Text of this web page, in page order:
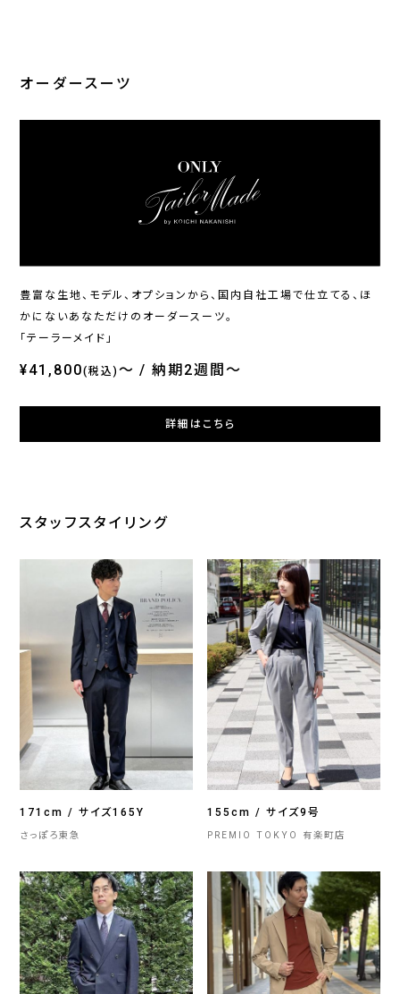
¥20,900
ONLY
¥4,290 (税込)
オーダースーツ
豊富な生地、モデル、オプションから、国内自社工場で仕立てる、ほ
かにないあなただけのオーダースーツ。
「テーラーメイド」
¥41,800(税込)～ 納期2週間～
詳細はこちら
スタッフスタイリング
171cm / サイズ165Y
さっぽろ東急
155cm / サイズ9号
PREMIO TOKYO 有楽町店